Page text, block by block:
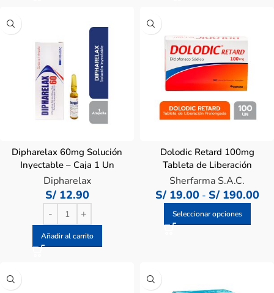
Dipharelax 60mg Solución
Inyectable – Caja 1 Un
Dipharelax
S/12.90
Añadir al carrito
Dolodic Retard 100mg
Tableta de Liberación
Prolongada
Sherfarma S.A.C.
S/19.00 - S/190.00
Seleccionar opciones